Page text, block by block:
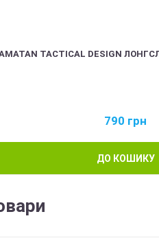
TACTICAL DESIGN
790 грн
ДО КОШИКУ